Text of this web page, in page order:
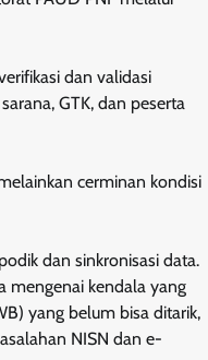
dan validasi
GTK, dan peserta
cerminan kondisi
dan sinkronisasi data.
mengenai kendala yang
yang belum bisa ditarik,
NISN dan e-